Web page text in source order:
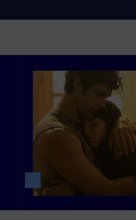
insights on Art, Literature, History
schools, universities,
and adult education.